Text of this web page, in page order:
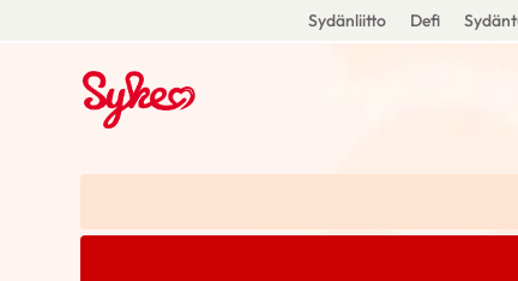
Sydänliitto Defi